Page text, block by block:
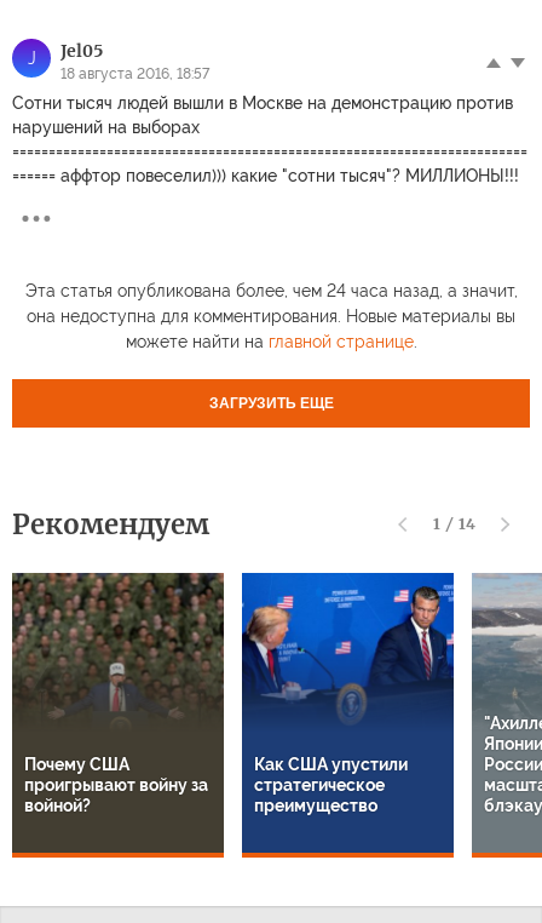
J Jel05
18 августа 2016, 18:57
Сотни тысяч людей вышли в Москве на демонстрацию против
нарушений на выборах
=======================================================================
====== аффтор повеселил))) какие "сотни тысяч"? МИЛЛИОНЫ!!!
Эта статья опубликована более, чем 24 часа назад, а значит,
она недоступна для комментирования. Новые материалы вы
можете найти на главной странице.
ЗАГРУЗИТЬ ЕЩЕ
Рекомендуем 1 / 14
Почему США
проигрывают войну за
войной?
Как США упустили
стратегическое
преимущество